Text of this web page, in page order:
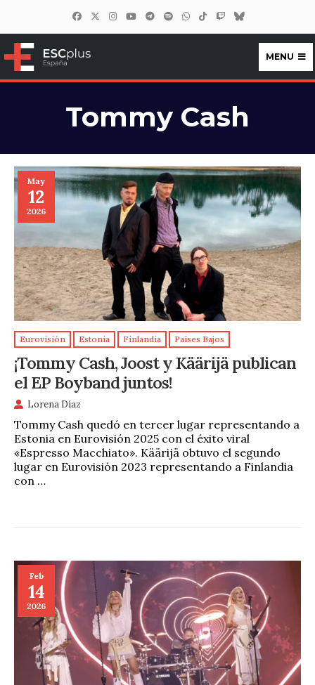
ESCplus España
MENU
Tommy Cash
May
12
2026
Eurovisión Estonia Finlandia Países Bajos
¡Tommy Cash, Joost y Käärijä publican
el EP Boyband juntos!
Lorena Díaz
Tommy Cash quedó en tercer lugar representando a
Estonia en Eurovisión 2025 con el éxito viral
«Espresso Macchiato». Käärijä obtuvo el segundo
lugar en Eurovisión 2023 representando a Finlandia
con …
Feb
14
2026